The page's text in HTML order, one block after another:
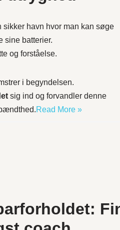
havn hvor man kan søge
sine batterier.
og forståelse.
i begyndelsen.
sig ind og forvandler denne
Read More »